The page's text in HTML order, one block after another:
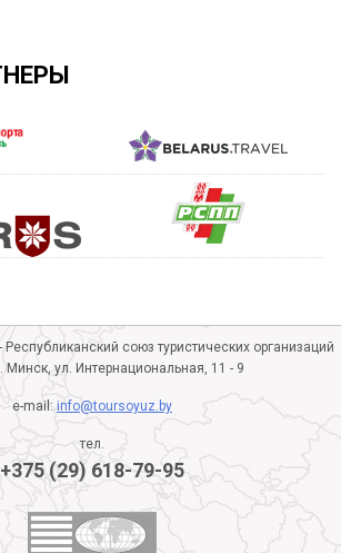
союз туристических организаций
Минск, ул. Интернациональная, 11 - 9
e-mail:info@toursoyuz.by
тел.
+375 (29) 618-79-95